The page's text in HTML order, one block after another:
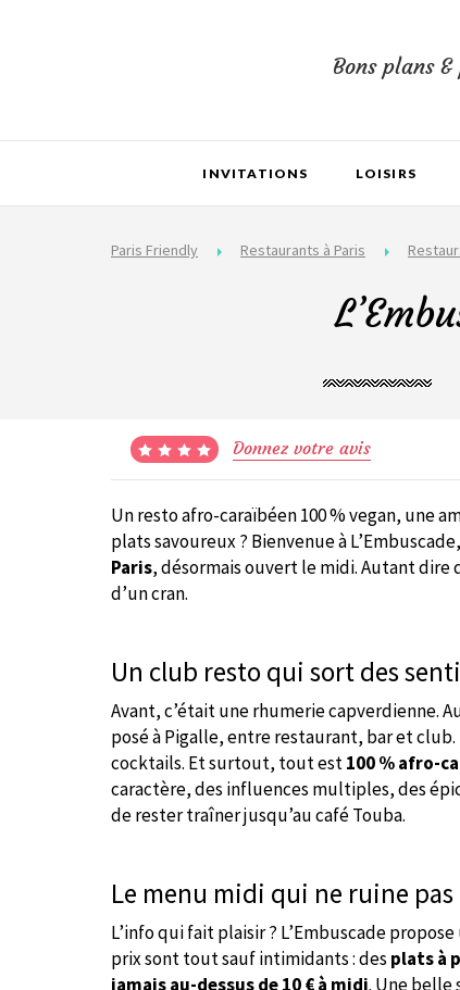
Bons plans
INVITATIONS LOISIRS
Paris Friendly Restaurants à Paris
Donnez votre avis
Un resto afro-caraïbéen 100 % vegan, une
plats savoureux ? Bienvenue à
Paris, désormais ouvert le midi. Autant
d’un cran.
Un club resto qui sort des
Avant, c’était une rhumerie capverdienne.
posé à Pigalle, entre restaurant, bar et
cocktails. Et surtout, tout est100 % afro-
caractère, des influences multiples, des
de rester traîner jusqu’au café Touba.
Le menu midi qui ne ruine pas
L’info qui fait plaisir ? L’Embuscade propose
prix sont tout sauf intimidants : des plats à
jamais au-dessus de 10 € à midi. Une belle